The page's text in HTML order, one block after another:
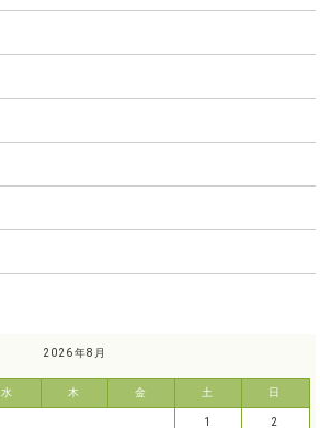
2026年8月
水 木 金 土 日
1 2